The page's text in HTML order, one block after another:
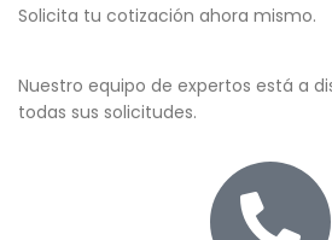
Solicita tu cotización ahora mismo.
Nuestro equipo de expertos está a
todas sus solicitudes.